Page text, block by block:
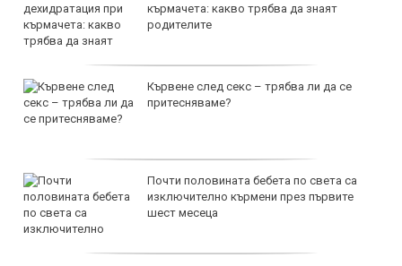
кърмачета: какво трябва да знаят
родителите
Кървене след секс – трябва ли да се
притесняваме?
Почти половината бебета по света са
изключително кърмени през първите
шест месеца